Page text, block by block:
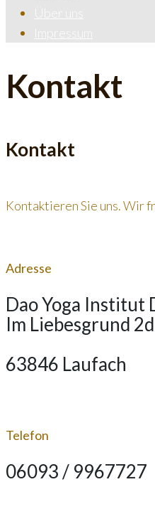
Über uns
Impressum
Kontakt
Kontakt
Kontaktieren Sie uns. Wir
Adresse
Dao Yoga Institut
Im Liebesgrund 2d
63846 Laufach
Telefon
06093 / 9967727